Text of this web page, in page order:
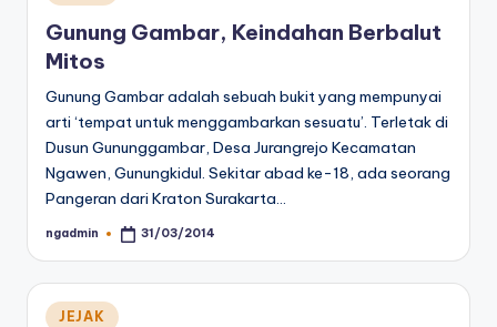
in
Gunung Gambar, Keindahan Berbalut
Mitos
Gunung Gambar adalah sebuah bukit yang mempunyai
arti ‘tempat untuk menggambarkan sesuatu’. Terletak di
Dusun Gununggambar, Desa Jurangrejo Kecamatan
Ngawen, Gunungkidul. Sekitar abad ke-18, ada seorang
Pangeran dari Kraton Surakarta…
Posted
ngadmin 31/03/2014
Posted
JEJAK